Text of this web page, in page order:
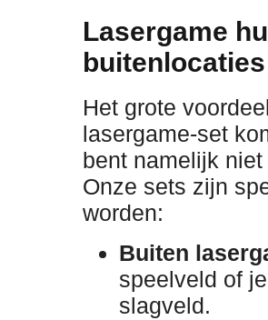
Lasergame
buitenlocaties
Het grote
lasergame-set
bent namelijk
Onze sets zijn
worden:
Buiten
speelveld of
slagveld.